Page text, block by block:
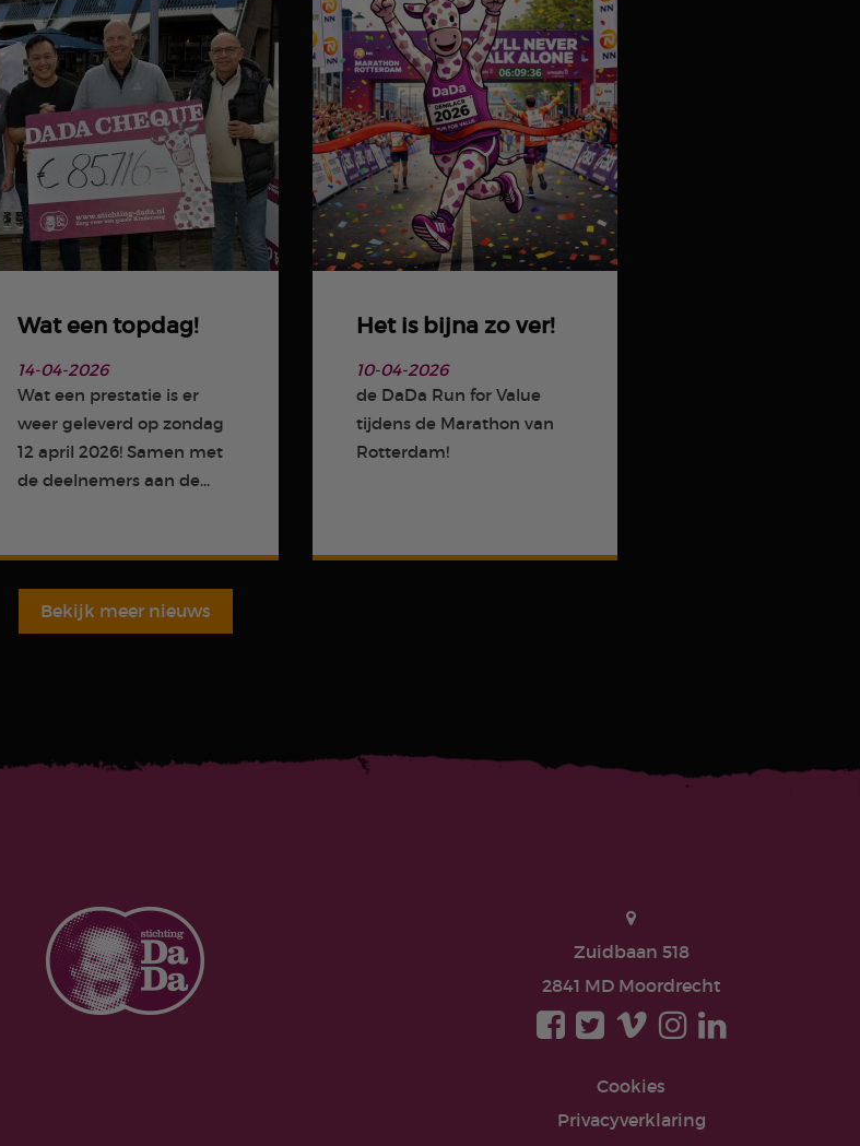
Wat een topdag!
14-04-2026
Wat een prestatie is er
weer geleverd op zondag
12 april 2026! Samen met
de deelnemers aan de...
Het is bijna zo ver!
10-04-2026
de DaDa Run for Value
tijdens de Marathon van
Rotterdam!
Bekijk meer nieuws
Zuidbaan 518
2841 MD Moordrecht
Cookies
Privacyverklaring